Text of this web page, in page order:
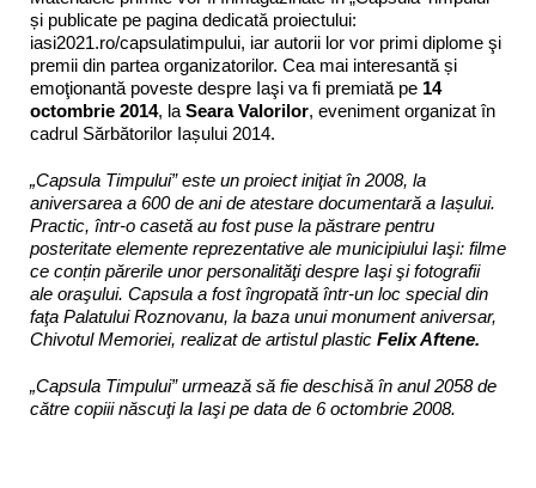
și publicate pe pagina dedicată proiectului:
iasi2021.ro/capsulatimpului, iar autorii lor vor primi diplome şi
premii din partea organizatorilor. Cea mai interesantă și
emoţionantă poveste despre Iaşi va fi premiată pe 14
octombrie 2014, la Seara Valorilor, eveniment organizat în
cadrul Sărbătorilor Iașului 2014.
„Capsula Timpului” este un proiect iniţiat în 2008, la
aniversarea a 600 de ani de atestare documentară a Iașului.
Practic, într-o casetă au fost puse la păstrare pentru
posteritate elemente reprezentative ale municipiului Iaşi: filme
ce conțin părerile unor personalităţi despre Iaşi şi fotografii
ale oraşului. Capsula a fost îngropată într-un loc special din
faţa Palatului Roznovanu, la baza unui monument aniversar,
Chivotul Memoriei, realizat de artistul plastic Felix Aftene.
„Capsula Timpului” urmează să fie deschisă în anul 2058 de
către copiii născuţi la Iaşi pe data de 6 octombrie 2008.